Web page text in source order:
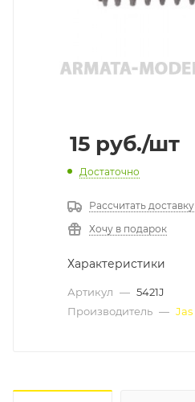
15 руб./шт
Достаточно
Рассчитать доставку
Хочу в подарок
Характеристики
Артикул — 5421J
Производитель — Jas